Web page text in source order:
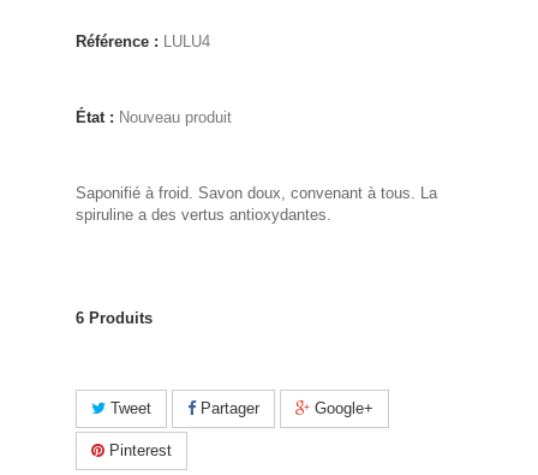
Référence : LULU4
État : Nouveau produit
Saponifié à froid. Savon doux, convenant à tous. La
spiruline a des vertus antioxydantes.
6 Produits
Tweet Partager Google+
Pinterest